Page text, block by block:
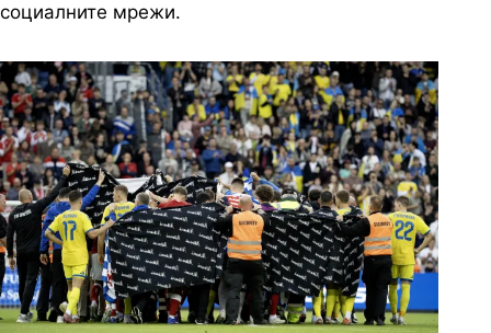
социалните мрежи.